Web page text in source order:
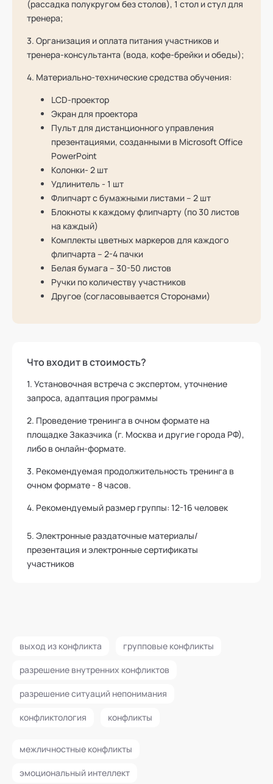
(рассадка полукругом без столов), 1 стол и стул для
тренера;
3. Организация и оплата питания участников и
тренера-консультанта (вода, кофе-брейки и обеды);
4. Материально-технические средства обучения:
LCD-проектор
Экран для проектора
Пульт для дистанционного управления
презентациями, созданными в Microsoft Office
PowerPoint
Колонки- 2 шт
Удлинитель - 1 шт
Флипчарт с бумажными листами – 2 шт
Блокноты к каждому флипчарту (по 30 листов
на каждый)
Комплекты цветных маркеров для каждого
флипчарта – 2-4 пачки
Белая бумага – 30-50 листов
Ручки по количеству участников
Другое (согласовывается Сторонами)
Что входит в стоимость?
1. Установочная встреча с экспертом, уточнение
запроса, адаптация программы
2. Проведение тренинга в очном формате на
площадке Заказчика (г. Москва и другие города РФ),
либо в онлайн-формате.
3. Рекомендуемая продолжительность тренинга в
очном формате - 8 часов.
4. Рекомендуемый размер группы: 12-16 человек
5. Электронные раздаточные материалы/
презентация и электронные сертификаты
участников
выход из конфликта групповые конфликты
разрешение внутренних конфликтов
разрешение ситуаций непонимания
конфликтология конфликты
межличностные конфликты
эмоциональный интеллект